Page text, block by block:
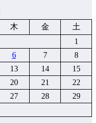
木 金
土
1
6 7
8
13 14
15
20 21
22
27 28
29